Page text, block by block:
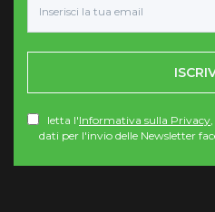
letta l'Informativa sulla Privacy
dati per l'invio delle Newsletter